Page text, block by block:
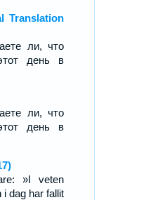
Translation
ли, что
день в
ли, что
день в
»I veten
dag har fallit